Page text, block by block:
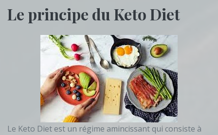
Le principe du Keto Diet
Le Keto Diet est un régime amincissant qui consiste à